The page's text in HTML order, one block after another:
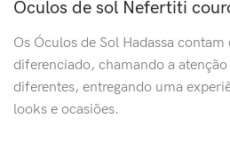
Óculos de sol Nefertiti
Os Óculos de Sol Hadassa
diferenciado, chamando a
diferentes, entregando uma
looks e ocasiões.